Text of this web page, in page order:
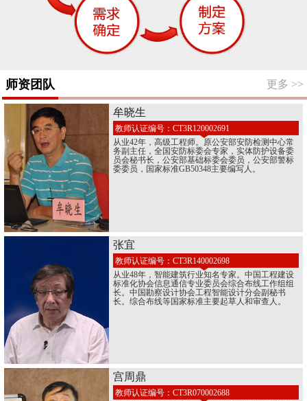
师资团队 更多 >>
牟晓生
教师认证编号：CT3R120002691
从业42年，高级工程师。原公安部安防检测中心常
务副主任，全国安防标委会专家，实体防护设备委
员会秘书长，公安部基础标委会委员，公安部警标
委委员，国家标准GB50348主要编写人。
张宜
教师认证编号：CT3R140002698
从业48年，智能建筑行业知名专家。中国工程建设
标准化协会信息通信专业委员会综合布线工作组组
长。中国勘察设计协会工程智能设计分会副秘书
长。综合布线等国家标准主要起草人和审查人。
宫周鼎
教师认证编号：CT3R070002688